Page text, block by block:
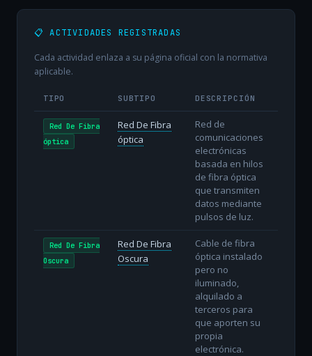
📋 ACTIVIDADES REGISTRADAS
Cada actividad enlaza a su página oficial con la normativa
aplicable.
TIPO SUBTIPO DESCRIPCIÓN
Red De Fibra
óptica
Red De Fibra
óptica
Red de
comunicaciones
electrónicas
basada en hilos
de fibra óptica
que transmiten
datos mediante
pulsos de luz.
Red De Fibra
Oscura
Red De Fibra
Oscura
Cable de fibra
óptica instalado
pero no
iluminado,
alquilado a
terceros para
que aporten su
propia
electrónica.